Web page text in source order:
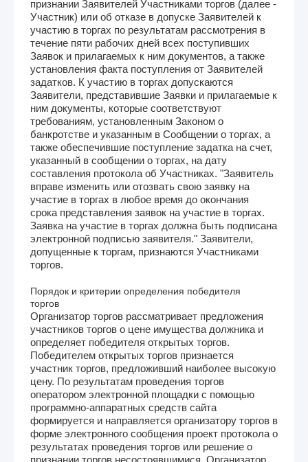
признании Заявителей Участниками торгов (далее -
Участник) или об отказе в допуске Заявителей к
участию в торгах по результатам рассмотрения в
течение пяти рабочих дней всех поступивших
Заявок и прилагаемых к ним документов, а также
установления факта поступления от Заявителей
задатков. К участию в торгах допускаются
Заявители, представившие Заявки и прилагаемые к
ним документы, которые соответствуют
требованиям, установленным Законом о
банкротстве и указанным в Сообщении о торгах, а
также обеспечившие поступление задатка на счет,
указанный в сообщении о торгах, на дату
составления протокола об Участниках. "Заявитель
вправе изменить или отозвать свою заявку на
участие в торгах в любое время до окончания
срока представления заявок на участие в торгах.
Заявка на участие в торгах должна быть подписана
электронной подписью заявителя." Заявители,
допущенные к торгам, признаются Участниками
торгов.
Порядок и критерии определения победителя
торгов
Организатор торгов рассматривает предложения
участников торгов о цене имущества должника и
определяет победителя открытых торгов.
Победителем открытых торгов признается
участник торгов, предложивший наиболее высокую
цену. По результатам проведения торгов
оператором электронной площадки с помощью
программно-аппаратных средств сайта
формируется и направляется организатору торгов в
форме электронного сообщения проект протокола о
результатах проведения торгов или решение о
признании торгов несостоявшимися. Организатор